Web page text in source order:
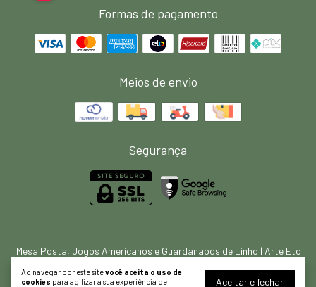
Ao navegar por este sitevocê aceita o uso de
cookies para agilizar a sua experiência de Aceitar e fechar
Formas de pagamento
Meios de envio
Segurança
Mesa Posta, Jogos Americanos e Guardanapos de Linho | Arte Etc